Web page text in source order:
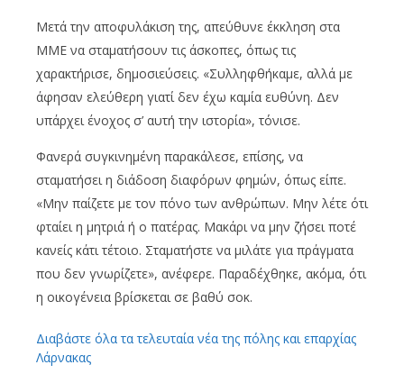
Μετά την αποφυλάκιση της, απεύθυνε έκκληση στα
ΜΜΕ να σταματήσουν τις άσκοπες, όπως τις
χαρακτήρισε, δημοσιεύσεις. «Συλληφθήκαμε, αλλά με
άφησαν ελεύθερη γιατί δεν έχω καμία ευθύνη. Δεν
υπάρχει ένοχος σ’ αυτή την ιστορία», τόνισε.
Φανερά συγκινημένη παρακάλεσε, επίσης, να
σταματήσει η διάδοση διαφόρων φημών, όπως είπε.
«Μην παίζετε με τον πόνο των ανθρώπων. Μην λέτε ότι
φταίει η μητριά ή ο πατέρας. Μακάρι να μην ζήσει ποτέ
κανείς κάτι τέτοιο. Σταματήστε να μιλάτε για πράγματα
που δεν γνωρίζετε», ανέφερε. Παραδέχθηκε, ακόμα, ότι
η οικογένεια βρίσκεται σε βαθύ σοκ.
Διαβάστε όλα τα τελευταία νέα της πόλης και επαρχίας
Λάρνακας